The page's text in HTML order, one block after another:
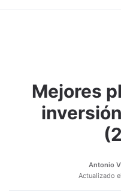
Mejores
Antonio
Actualizado el